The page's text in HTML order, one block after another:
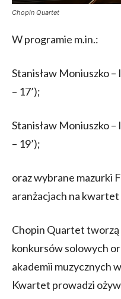
Chopin Quartet
W programie m.in.:
Stanisław Moniuszko
– 17’);
Stanisław Moniuszko
– 19’);
oraz wybrane mazurki
aranżacjach na kwartet
Chopin Quartet tworzą
konkursów solowych
akademii muzycznych
Kwartet prowadzi